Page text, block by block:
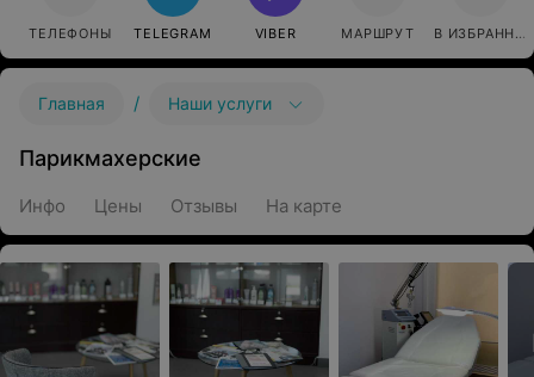
ТЕЛЕФОНЫ TELEGRAM VIBER МАРШРУТ В ИЗБРАННОЕ
Главная / Наши услуги
Парикмахерские
Инфо Цены Отзывы На карте